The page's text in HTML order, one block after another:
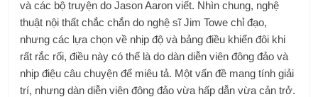
và các bộ truyện do Jason Aaron viết. Nhìn chung, nghệ
thuật nội thất chắc chắn do nghệ sĩ Jim Towe chỉ đạo,
nhưng các lựa chọn về nhịp độ và bảng điều khiển đôi khi
rất rắc rối, điều này có thể là do dàn diễn viên đông đảo và
nhịp điệu câu chuyện để miêu tả. Một vấn đề mang tính giải
trí, nhưng dàn diễn viên đông đảo vừa hấp dẫn vừa cản trở.